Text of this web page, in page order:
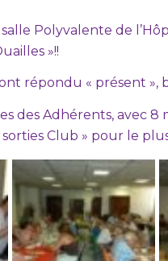
salle Polyvalente de
»!!
répondu « présent »,
des Adhérents, avec
Club » pour le